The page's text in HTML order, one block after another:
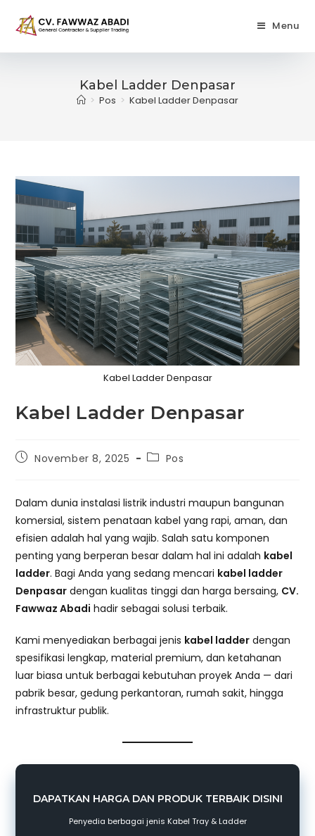
Menu
Kabel Ladder Denpasar
> Pos > Kabel Ladder Denpasar
Kabel Ladder Denpasar
Kabel Ladder Denpasar
PostNovember 8, 2025
PostPos
Dalam dunia instalasi listrik industri maupun bangunan
komersial, sistem penataan kabel yang rapi, aman, dan
efisien adalah hal yang wajib. Salah satu komponen
penting yang berperan besar dalam hal ini adalah kabel
ladder. Bagi Anda yang sedang mencari kabel ladder
Denpasar dengan kualitas tinggi dan harga bersaing, CV.
Fawwaz Abadi hadir sebagai solusi terbaik.
Kami menyediakan berbagai jenis kabel ladder dengan
spesifikasi lengkap, material premium, dan ketahanan
luar biasa untuk berbagai kebutuhan proyek Anda — dari
pabrik besar, gedung perkantoran, rumah sakit, hingga
infrastruktur publik.
DAPATKAN HARGA DAN PRODUK TERBAIK DISINI
Penyedia berbagai jenis Kabel Tray & Ladder